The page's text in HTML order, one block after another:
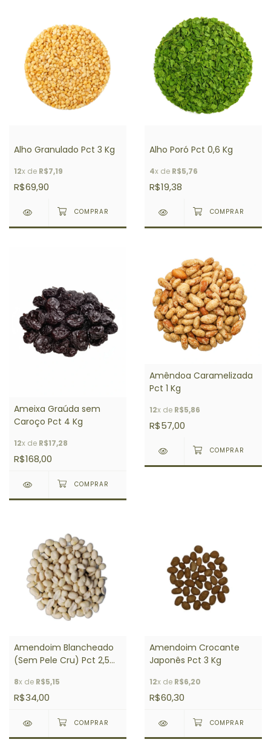
Alho Granulado Pct 3 Kg
12x de R$7,19
R$69,90
Alho Poró Pct 0,6 Kg
4x de R$5,76
R$19,38
Ameixa Graúda sem
Caroço Pct 4 Kg
12x de R$17,28
R$168,00
Amêndoa Caramelizada
Pct 1 Kg
12x de R$5,86
R$57,00
Amendoim Blancheado
(Sem Pele Cru) Pct 2,5
8x de R$5,15
R$34,00
Amendoim Crocante
Japonês Pct 3 Kg
12x de R$6,20
R$60,30